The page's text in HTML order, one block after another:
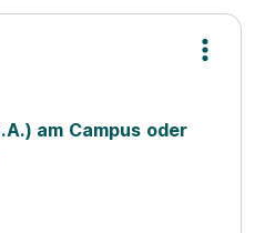
am Campus oder